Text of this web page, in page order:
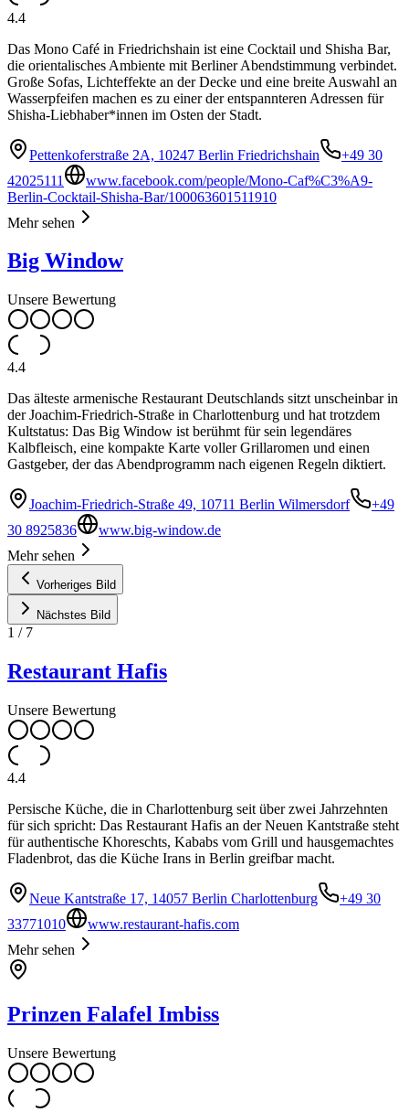
4.4
Das Mono Café in Friedrichshain ist eine Cocktail und Shisha Bar,
die orientalisches Ambiente mit Berliner Abendstimmung verbindet.
Große Sofas, Lichteffekte an der Decke und eine breite Auswahl an
Wasserpfeifen machen es zu einer der entspannteren Adressen für
Shisha-Liebhaber*innen im Osten der Stadt.
Pettenkoferstraße 2A, 10247 Berlin Friedrichshain
+49 30
42025111
www.facebook.com/people/Mono-Caf%C3%A9-
Berlin-Cocktail-Shisha-Bar/100063601511910
Mehr sehen
Big Window
Unsere Bewertung
4.4
Das älteste armenische Restaurant Deutschlands sitzt unscheinbar in
der Joachim-Friedrich-Straße in Charlottenburg und hat trotzdem
Kultstatus: Das Big Window ist berühmt für sein legendäres
Kalbfleisch, eine kompakte Karte voller Grillaromen und einen
Gastgeber, der das Abendprogramm nach eigenen Regeln diktiert.
Joachim-Friedrich-Straße 49, 10711 Berlin Wilmersdorf
+49
30 8925836
www.big-window.de
Mehr sehen
Vorheriges Bild
Nächstes Bild
1 / 7
Restaurant Hafis
Unsere Bewertung
4.4
Persische Küche, die in Charlottenburg seit über zwei Jahrzehnten
für sich spricht: Das Restaurant Hafis an der Neuen Kantstraße steht
für authentische Khoreschts, Kababs vom Grill und hausgemachtes
Fladenbrot, das die Küche Irans in Berlin greifbar macht.
Neue Kantstraße 17, 14057 Berlin Charlottenburg
+49 30
33771010
www.restaurant-hafis.com
Mehr sehen
Prinzen Falafel Imbiss
Unsere Bewertung